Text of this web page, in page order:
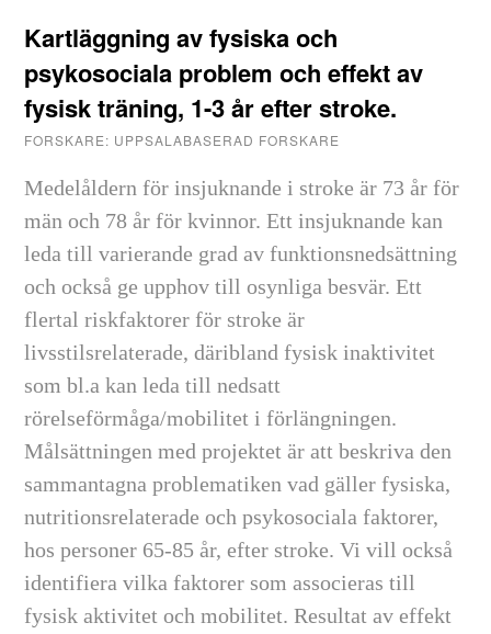
Kartläggning av fysiska och
psykosociala problem och effekt av
fysisk träning, 1-3 år efter stroke.
FORSKARE: UPPSALABASERAD FORSKARE
Medelåldern för insjuknande i stroke är 73 år för
män och 78 år för kvinnor. Ett insjuknande kan
leda till varierande grad av funktionsnedsättning
och också ge upphov till osynliga besvär. Ett
flertal riskfaktorer för stroke är
livsstilsrelaterade, däribland fysisk inaktivitet
som bl.a kan leda till nedsatt
rörelseförmåga/mobilitet i förlängningen.
Målsättningen med projektet är att beskriva den
sammantagna problematiken vad gäller fysiska,
nutritionsrelaterade och psykosociala faktorer,
hos personer 65-85 år, efter stroke. Vi vill också
identifiera vilka faktorer som associeras till
fysisk aktivitet och mobilitet. Resultat av effekt